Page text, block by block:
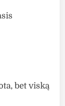
bet viską